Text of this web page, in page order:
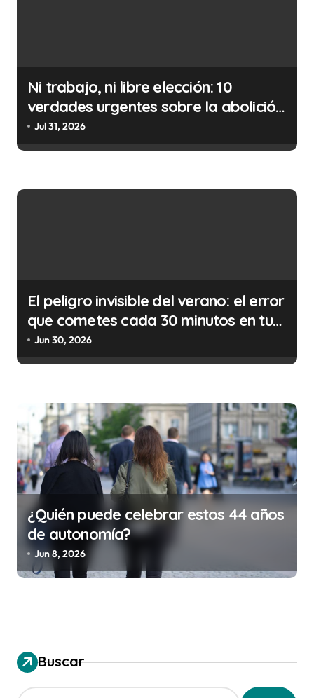
n
r
Ni trabajo, ni libre elección: 10
verdades urgentes sobre la abolición
de la prostitución
Jul 31, 2026
El peligro invisible del verano: el error
que cometes cada 30 minutos en tu
trabajo (y la ilegalidad que te puede
costar la vida)
Jun 30, 2026
¿Quién puede celebrar estos 44 años
de autonomía?
Jun 8, 2026
Buscar